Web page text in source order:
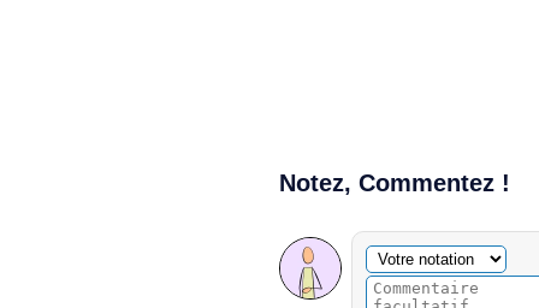
Notez, Commentez !
Commentaire facultatif
Votre notation